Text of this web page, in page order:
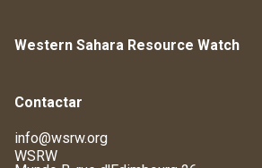
Western Sahara Resource Watch
Contactar
info@wsrw.org
WSRW